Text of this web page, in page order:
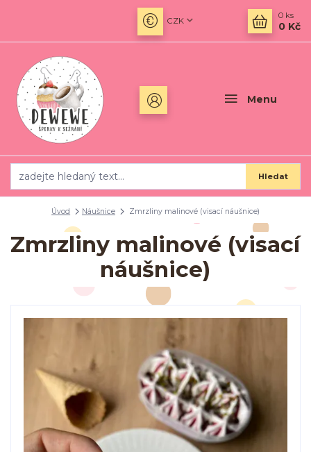
Menu
CZK
Hledat
0 ks
0 Kč
Úvod Náušnice Zmrzliny malinové (visací náušnice)
Zmrzliny malinové (visací
náušnice)